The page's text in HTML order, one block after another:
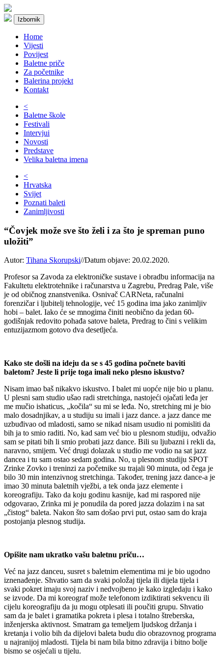
Izbornik
Home
Vijesti
Povijest
Baletne priče
Za početnike
Balerina projekt
Kontakt
<
Baletne škole
Festivali
Intervjui
Novosti
Predstave
Velika baletna imena
<
Hrvatska
Svijet
Poznati baleti
Zanimljivosti
“Čovjek može sve što želi i za što je spreman puno
uložiti”
Autor: Tihana Skorupski//Datum objave: 20.02.2020.
Profesor sa Zavoda za elektroničke sustave i obradbu informacija na
Fakultetu elektrotehnike i računarstva u Zagrebu, Predrag Pale, više
je od običnog znanstvenika. Osnivač CARNeta, računalni
forenzičar i ljubitelj tehnologije, već 15 godina ima jako zanimljiv
hobi – balet. Iako će se mnogima činiti neobično da jedan 60-
godišnjak redovito pohađa satove baleta, Predrag to čini s velikim
entuzijazmom gotovo dva desetljeća.
Kako ste došli na ideju da se s 45 godina počnete baviti
baletom? Jeste li prije toga imali neko plesno iskustvo?
Nisam imao baš nikakvo iskustvo. I balet mi uopće nije bio u planu.
U plesni sam studio ušao radi stretchinga, nastojeći ojačati leđa jer
me mučio ishaticus, „kočila“ su mi se leđa. No, stretching mi je bio
malo dosadnjikav, a u studiju su imali i jazz dance. a jazz dance me
uzbuđivao od mladosti, samo se nikad nisam usudio ni pomisliti da
bih ja to smio raditi. No, kad sam već bio u plesnom studiju, odvažio
sam se pitati bih li smio probati jazz dance. Bili su ljubazni i rekli da,
naravno, smijem. Već drugi dolazak u studio me vodio na sat jazz
dancea i tu sam ostao sedam godina. No, u plesnom studiju SPOT
Zrinke Zovko i treninzi za početnike su trajali 90 minuta, od čega je
bilo 30 min intenzivnog stretchinga. Također, trening jazz dance-a je
imao 30 minuta baletnih vježbi, a tek onda jazz elemente i
koreografiju. Tako da koju godinu kasnije, kad mi raspored nije
odgovarao, Zrinka mi je ponudila da pored jazza dolazim i na sat
„čistog“ baleta. Nakon što sam došao prvi put, ostao sam do kraja
postojanja plesnog studija.
Opišite nam ukratko vašu baletnu priču…
Već na jazz danceu, susret s baletnim elementima mi je bio ugodno
iznenađenje. Shvatio sam da svaki položaj tijela ili dijela tijela i
svaki pokret imaju svoj naziv i nedvojbeno je kako izgledaju i kako
se izvode. Da mi koreograf može telefonom izdiktirati sekvencu ili
cijelu koreografiju da ju mogu otplesati ili poučiti grupu. Shvatio
sam da je balet i gramatika pokreta i plesa i totalno štreberska,
inženjerska aktivnost. Smatram ga temeljem ljudskog držanja i
kretanja i volio bih da dijelovi baleta budu dio obrazovnog programa
u najranijoj mladosti. Tijela bi nam bila bitno zdravija i bitno bolje
bismo se osjećali u tijelu.